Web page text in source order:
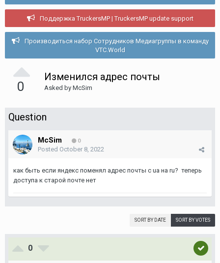
Поддержка TruckersMP | TruckersMP update support
Производиться набор Сотрудников Медиагруппы в команду
VTC.World
0
Изменился адрес почты
Asked by McSim
Question
McSim 0
Posted October 8, 2022
как быть если яндекс поменял адрес почты с ua на ru? теперь
доступа к старой почте нет
SORT BY VOTES
SORT BY DATE
0